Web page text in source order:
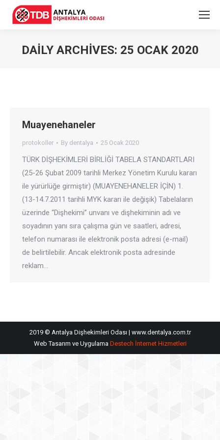
DAILY ARCHIVES: 25 OCAK 2020
Muayenehaneler
protokoller By dentalya 25 Ocak 2020
TÜRK DİŞHEKİMLERİ BİRLİĞİ TABELA STANDARTLARI
(25-26 Şubat 2009 tarihli Merkez Yönetim Kurulu kararı
ile yürürlüğe girmiştir) (MUAYENEHANELER İÇİN) 1.
(13-14.7.2011 tarihli MYK kararı ile değişik) Tabelaların
üzerinde “Dişhekimi” unvanı ve dişhekiminin adı ve
soyadının yanı sıra çalışma gün ve saatleri, adresi,
telefon numarası ile elektronik posta adresi (e-mail)
de belirtilebilir. Ancak elektronik posta adresinde
reklam…
2019 © Antalya Dişhekimleri Odası | www.dentalya.com.tr
Web Tasarım ve Uygulama Destech İnternet Hizmetleri